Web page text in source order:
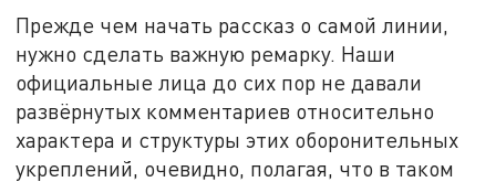
Прежде чем начать рассказ о самой линии,
нужно сделать важную ремарку. Наши
официальные лица до сих пор не давали
развёрнутых комментариев относительно
характера и структуры этих оборонительных
укреплений, очевидно, полагая, что в таком